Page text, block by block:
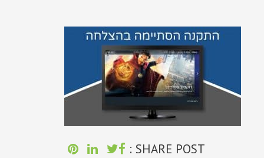
SHARE POST :